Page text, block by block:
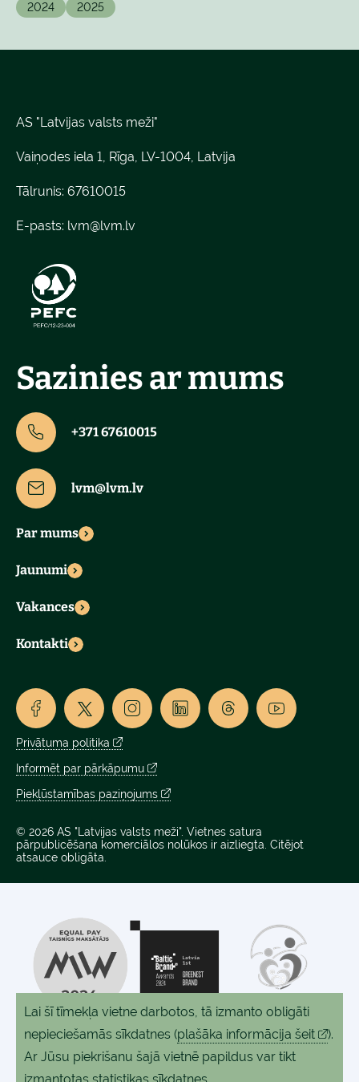
2024
2025
AS "Latvijas valsts meži"
Vaiņodes iela 1, Rīga, LV-1004, Latvija
Tālrunis: 67610015
E-pasts: lvm@lvm.lv
Sazinies ar mums
+371 67610015
lvm@lvm.lv
Par mums
Jaunumi
Vakances
Kontakti
Privātuma politika
Informēt par pārkāpumu
Piekļūstamības paziņojums
© 2026 AS "Latvijas valsts meži". Vietnes satura
pārpublicēšana komerciālos nolūkos ir aizliegta. Citējot
atsauce obligāta.
Lai šī tīmekļa vietne darbotos, tā izmanto obligāti
nepieciešamās sīkdatnes (plašāka informācija šeit
).
Ar Jūsu piekrišanu šajā vietnē papildus var tikt